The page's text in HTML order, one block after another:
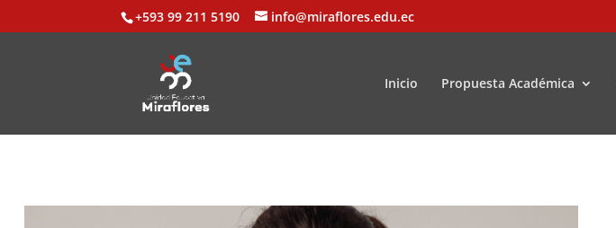
+593 99 211 5190 info@miraflores.edu.ec
Inicio Propuesta Académica